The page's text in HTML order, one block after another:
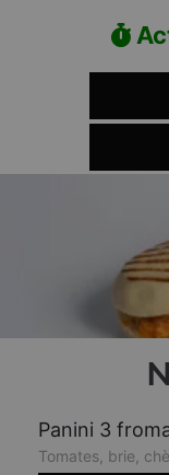
Panini 3
Tomates, brie,